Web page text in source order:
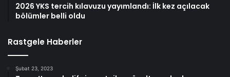
2026 YKS tercih kılavuzu yayımlandı: İlk kez açılacak
bölümler belli oldu
Rastgele Haberler
Şubat 23, 2023